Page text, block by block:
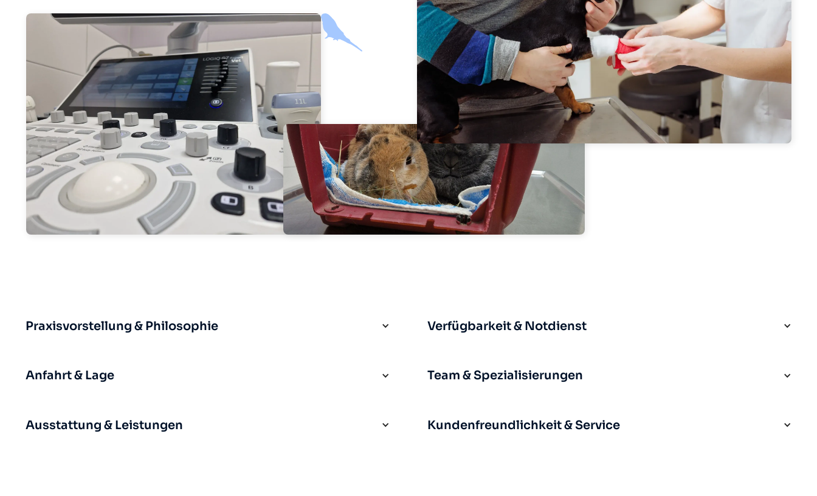
Praxisvorstellung & Philosophie Verfügbarkeit & Notdienst
Anfahrt & Lage Team & Spezialisierungen
Ausstattung & Leistungen Kundenfreundlichkeit & Service